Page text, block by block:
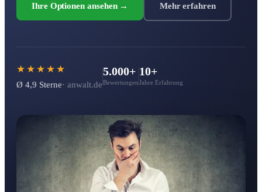
Ihre Optionen ansehen → Mehr erfahren
★★★★★
Ø 4,9 Sterne· anwalt.de
5.000+
Bewertungen
10+
Jahre Erfahrung